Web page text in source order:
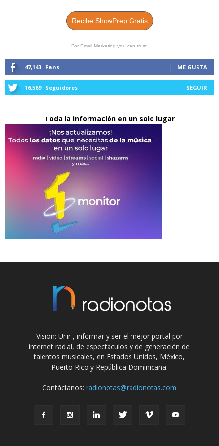
Recibe ShowPrep Gratis
For Email Marketing you can trust.
47,143 Fans ME GUSTA
16,569 Seguidores SEGUIR
Toda la información en un solo lugar
Vision: Unir , informar y ser el mejor portal por
internet radial, de espectáculos y de generación de
talentos musicales, en Estados Unidos, México,
Puerto Rico y República Dominicana.
Contáctanos:radionotas@radionotas.com